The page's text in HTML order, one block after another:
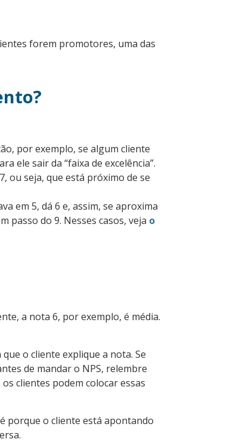
forem promotores, uma das
por exemplo, se algum cliente
ele sair da “faixa de excelência”.
ou seja, que está próximo de se
em 5, dá 6 e, assim, se aproxima
passo do 9. Nesses casos, veja o
a nota 6, por exemplo, é média.
o cliente explique a nota. Se
de mandar o NPS, relembre
clientes podem colocar essas
porque o cliente está apontando